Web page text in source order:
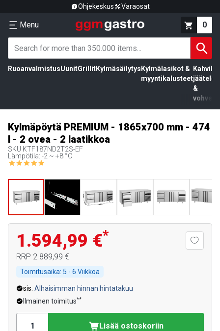
Ohjekeskus Varaosat
Menu 0
RuoanvalmistusUunitGrillitKylmäsäilytys Kylmälasikot &
myyntikalusteet
Kahvila,
jäätelö
&
vohvelit
Kylmäpöytä PREMIUM - 1865x700 mm - 474
l - 2 ovea - 2 laatikkoa
SKU KTF187ND2T2S-EF
Lämpötila: -2 ~ +8 °C
1.594,99 €*
RRP 2 889,99 €
Toimitusaika: 5 - 6 Viikkoa
sis. Alhaisimman hinnan hintatakuu
Ilmainen toimitus**
Lisää ostoskoriin